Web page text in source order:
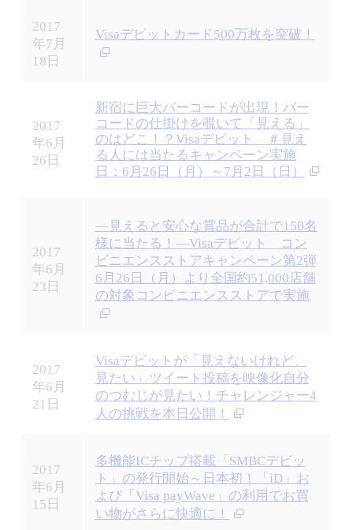
2017
年7月
18日
Visaデビットカード500万枚を突破！
2017
年6月
26日
新宿に巨大バーコードが出現！バー
コードの仕掛けを覗いて「見える」
のはどこ！？Visaデビット ＃見え
る人には当たるキャンペーン実施
日：6月26日（月）～7月2日（日）
2017
年6月
23日
―見えると安心な賞品が合計で150名
様に当たる！―Visaデビット コン
ビニエンスストアキャンペーン第2弾
6月26日（月）より全国約51,000店舗
の対象コンビニエンスストアで実施
2017
年6月
21日
Visaデビットが「見えないけれど、
見たい」ツイート投稿を映像化自分
のつむじが見たい！チャレンジャー4
人の挑戦を本日公開！
2017
年6月
15日
多機能ICチップ搭載「SMBCデビッ
ト」の発行開始～日本初！「iD」お
よび「Visa payWave」の利用でお買
い物がさらに快適に！